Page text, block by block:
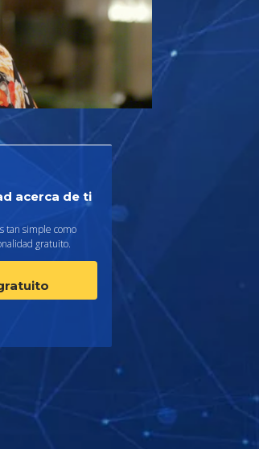
acerca de ti
tan simple como
gratuito.